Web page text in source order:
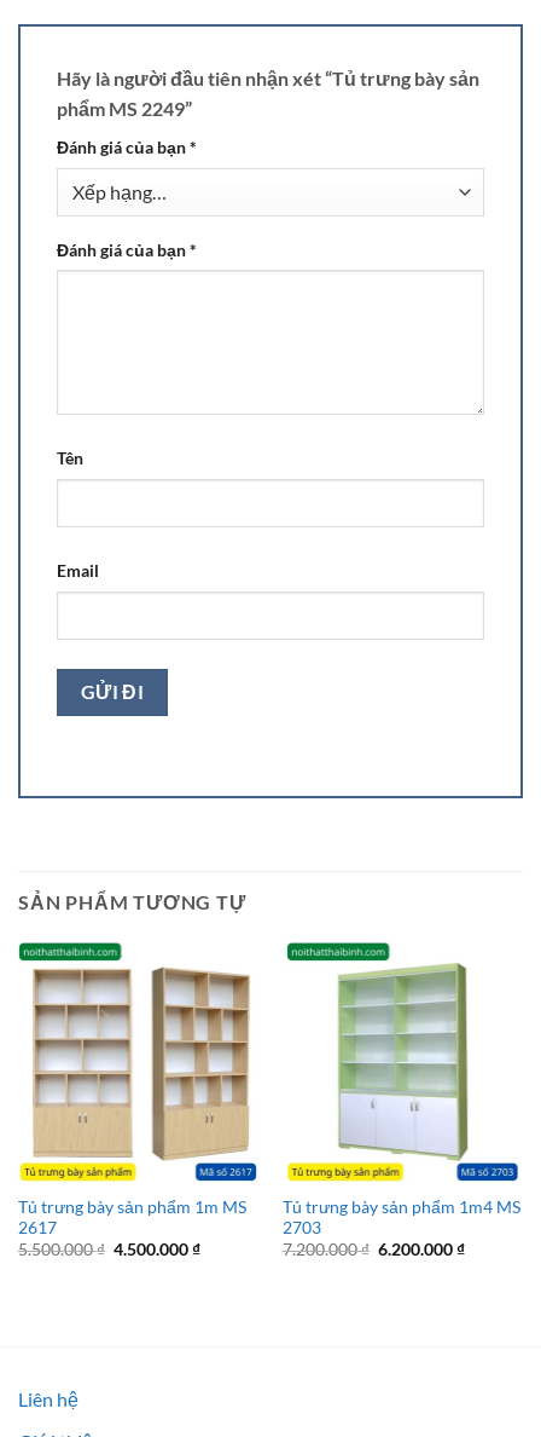
Hãy là người đầu tiên nhận xét “Tủ trưng bày sản
phẩm MS 2249”
Đánh giá của bạn*
Đánh giá của bạn*
Tên
Email
SẢN PHẨM TƯƠNG TỰ
Tủ trưng bày sản phẩm 1m MS
2617
5.500.000₫ Giá
4.500.000₫Giá
Tủ trưng bày sản phẩm 1m4 MS
2703
7.200.000₫ Giá
6.200.000₫Giá
Liên hệ